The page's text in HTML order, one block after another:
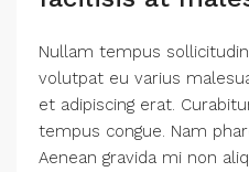
Nullam tempus
volutpat eu varius
et adipiscing erat.
tempus congue. Nam
Aenean gravida mi non